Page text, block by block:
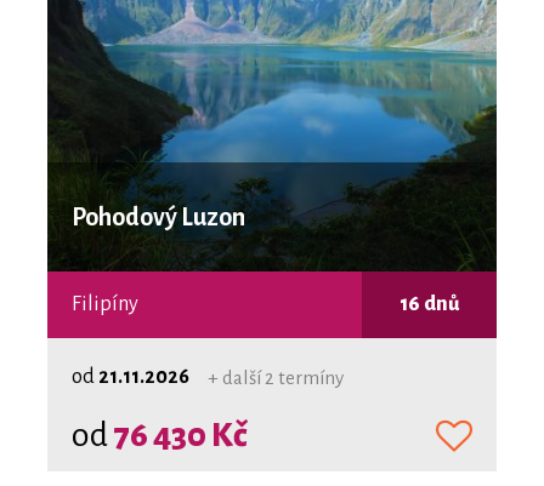
Pohodový Luzon
Filipíny 16 dnů
od 21.11.2026 + další 2 termíny
od76 430 Kč